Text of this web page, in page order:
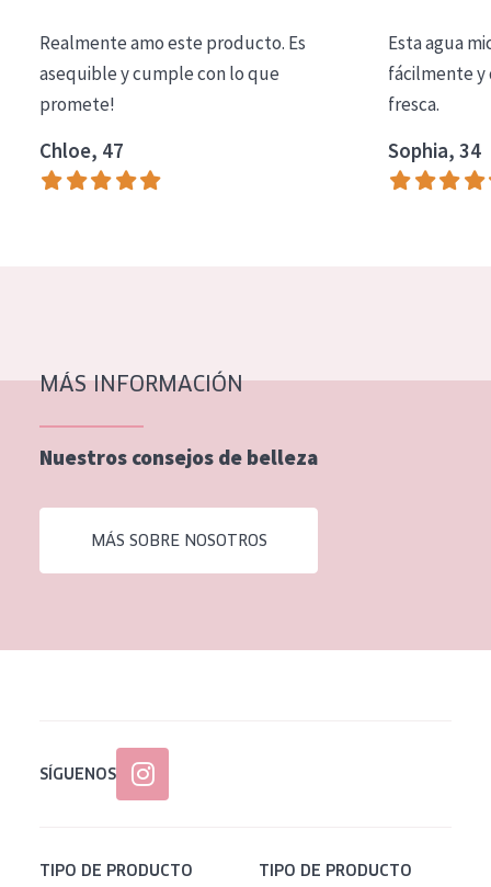
Essentials
Lift+
Expert
Piel madura
Piel menopáusica
EDAD
Realmente amo este producto. Es
asequible y cumple con lo que
promete!
Chloe, 47
Esta agua
fácilmente y
fresca.
Sophia, 34
MÁS INFORMACIÓN
Nuestros consejos de belleza
MÁS SOBRE NOSOTROS
SÍGUENOS
TIPO DE PRODUCTO TIPO DE PRODUCTO